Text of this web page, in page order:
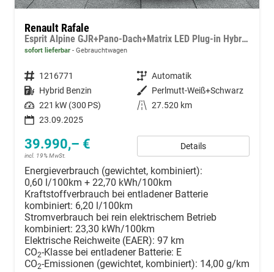
Renault Rafale
Esprit Alpine GJR+Pano-Dach+Matrix LED Plug-in Hybrid 300 4x4
sofort lieferbar Gebrauchtwagen
Fahrzeugnummer 1216771 Getriebe Automatik
Kraftstoff Hybrid Benzin Außenfarbe Perlmutt-Weiß+Schwarz
Leistung 221 kW (300 PS) Kilometerstand 27.520 km
23.09.2025
39.990,– €
incl. 19% MwSt.
Details
Energieverbrauch (gewichtet, kombiniert):
0,60 l/100km + 22,70 kWh/100km
Kraftstoffverbrauch bei entladener Batterie
kombiniert: 6,20 l/100km
Stromverbrauch bei rein elektrischem Betrieb
kombiniert: 23,30 kWh/100km
Elektrische Reichweite (EAER): 97 km
CO2-Klasse bei entladener Batterie: E
CO2-Emissionen (gewichtet, kombiniert): 14,00 g/km